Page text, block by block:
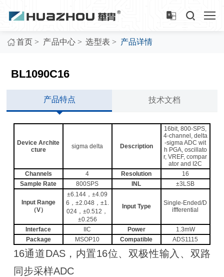
首页 > 产品中心 > 选型表 > 产品详情
BL1090C16
产品特点 技术文档
Device Archite
cture
sigma delta Description
16bit, 800-SPS,
4-channel, delta
-sigma ADC wit
h PGA, oscillato
r, VREF, compar
ator and I2C
Channels
4 Resolution
16
Sample Rate
800SPS INL ±3LSB
Input Range
（V）
±6.144，±4.09
6，±2.048，±1.
024，±0.512，
±0.256
Input Type
Single-Ended/D
iffferential
Interface IIC Power
1.3mW
Package
MSOP10 Compatible ADS1115
16通道DAS，内置16位、双极性输入、双路
同步采样ADC